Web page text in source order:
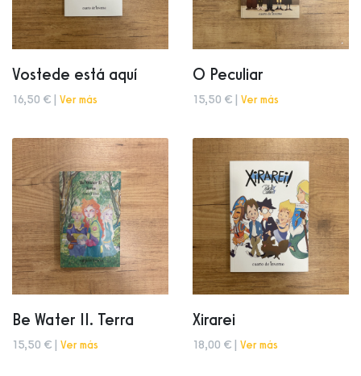
Vostede está aquí
16,50 € | Ver más
O Peculiar
15,50 € | Ver más
Be Water II. Terra
15,50 € | Ver más
Xirarei
18,00 € | Ver más